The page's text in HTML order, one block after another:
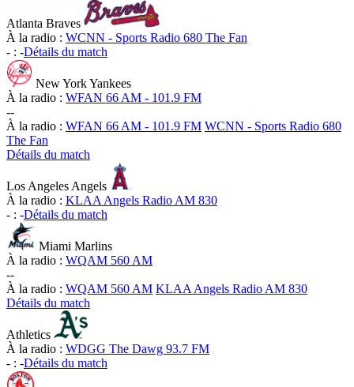
Atlanta Braves
À la radio : WCNN - Sports Radio 680 The Fan
- : -Détails du match
New York Yankees
À la radio : WFAN 66 AM - 101.9 FM
--
À la radio : WFAN 66 AM - 101.9 FM WCNN - Sports Radio 680
The Fan
Détails du match
Los Angeles Angels
À la radio : KLAA Angels Radio AM 830
- : -Détails du match
Miami Marlins
À la radio : WQAM 560 AM
--
À la radio : WQAM 560 AM KLAA Angels Radio AM 830
Détails du match
Athletics
À la radio : WDGG The Dawg 93.7 FM
- : -Détails du match